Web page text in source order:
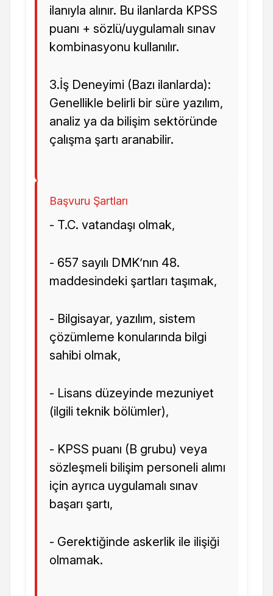
ilanıyla alınır. Bu ilanlarda KPSS
puanı + sözlü/uygulamalı sınav
kombinasyonu kullanılır.
3.İş Deneyimi (Bazı ilanlarda):
Genellikle belirli bir süre yazılım,
analiz ya da bilişim sektöründe
çalışma şartı aranabilir.
Başvuru Şartları
- T.C. vatandaşı olmak,
- 657 sayılı DMK’nın 48.
maddesindeki şartları taşımak,
- Bilgisayar, yazılım, sistem
çözümleme konularında bilgi
sahibi olmak,
- Lisans düzeyinde mezuniyet
(ilgili teknik bölümler),
- KPSS puanı (B grubu) veya
sözleşmeli bilişim personeli alımı
için ayrıca uygulamalı sınav
başarı şartı,
- Gerektiğinde askerlik ile ilişiği
olmamak.